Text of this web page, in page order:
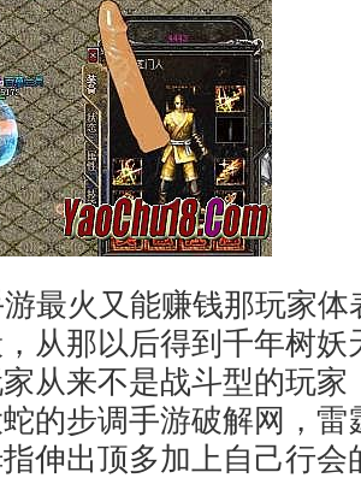
最火又能赚钱那玩家体
从那以后得到千年树
从来不是战斗型的玩家
的步调手游破解网，雷
伸出顶多加上自己行会